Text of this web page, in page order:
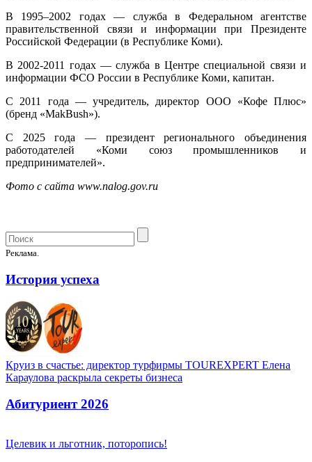
В 1995–2002 годах — служба в Федеральном агентстве
правительственной связи и информации при Президенте
Российской Федерации (в Республике Коми).
В 2002-2011 годах — служба в Центре специальной связи и
информации ФСО России в Республике Коми, капитан.
С 2011 года — учредитель, директор ООО «Кофе Плюс»
(бренд «MakBush»).
С 2025 года — президент регионального объединения
работодателей «Коми союз промышленников и
предпринимателей».
Фото с сайта www.nalog.gov.ru
Реклама.
История успеха
Круиз в счастье: директор турфирмы TOUREXPERT Елена
Караулова раскрыла секреты бизнеса
Абитуриент 2026
Целевик и льготник, поторопись!